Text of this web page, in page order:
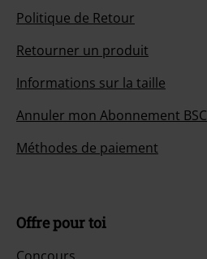
Politique de Retour
Retourner un produit
Informations sur la taille
Annuler mon Abonnement BSC
Méthodes de paiement
Offre pour toi